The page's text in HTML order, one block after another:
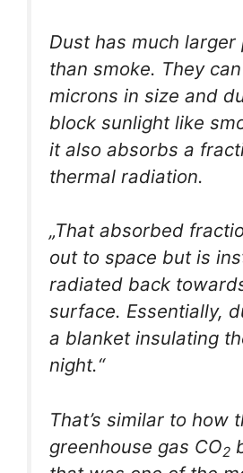
Dust has much larger
than smoke. They
microns in size and
block sunlight like
it also absorbs a
thermal radiation.
„That absorbed
out to space but is
radiated back
surface. Essentially,
a blanket insulating
night.“
That’s similar to how
greenhouse gas CO2